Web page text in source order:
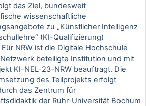
das Ziel, bundesweit
wissenschaftliche
zu „Künstlicher Intelligenz
(KI-Qualifizierung)
NRW ist die Digitale Hochschule
beteiligte Institution und mit
KI-NEL-23-NRW beauftragt. Die
des Teilprojekts erfolgt
das Zentrum für
der Ruhr-Universität Bochum